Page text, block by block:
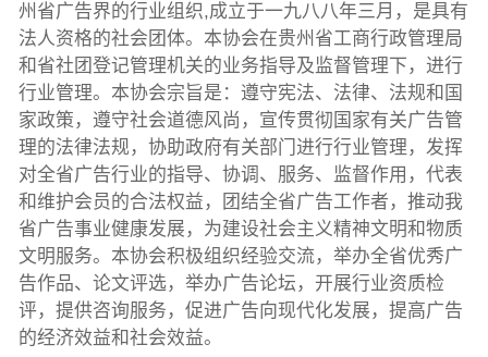
州省广告界的行业组织,成立于一九八八年三月，是具有
法人资格的社会团体。本协会在贵州省工商行政管理局
和省社团登记管理机关的业务指导及监督管理下，进行
行业管理。本协会宗旨是：遵守宪法、法律、法规和国
家政策，遵守社会道德风尚，宣传贯彻国家有关广告管
理的法律法规，协助政府有关部门进行行业管理，发挥
对全省广告行业的指导、协调、服务、监督作用，代表
和维护会员的合法权益，团结全省广告工作者，推动我
省广告事业健康发展，为建设社会主义精神文明和物质
文明服务。本协会积极组织经验交流，举办全省优秀广
告作品、论文评选，举办广告论坛，开展行业资质检
评，提供咨询服务，促进广告向现代化发展，提高广告
的经济效益和社会效益。